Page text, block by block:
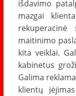
išdavimo
mazgai
maitinimo
kita veiklai.
kabinetus
Galima
klientų